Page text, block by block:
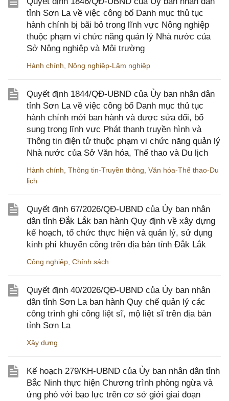
tỉnh Sơn La về việc công bố Danh mục thủ tục
hành chính bị bãi bỏ trong lĩnh vực Nông nghiệp
thuộc phạm vi chức năng quản lý Nhà nước của
Sở Nông nghiệp và Môi trường
Hành chính, Nông nghiệp-Lâm nghiệp
Quyết định 1844/QĐ-UBND của Ủy ban nhân dân
tỉnh Sơn La về việc công bố Danh mục thủ tục
hành chính mới ban hành và được sửa đổi, bổ
sung trong lĩnh vực Phát thanh truyền hình và
Thông tin điện tử thuộc phạm vi chức năng quản lý
Nhà nước của Sở Văn hóa, Thể thao và Du lịch
Hành chính, Thông tin-Truyền thông, Văn hóa-Thể thao-Du
lịch
Quyết định 67/2026/QĐ-UBND của Ủy ban nhân
dân tỉnh Đắk Lắk ban hành Quy định về xây dựng
kế hoạch, tổ chức thực hiện và quản lý, sử dụng
kinh phí khuyến công trên địa bàn tỉnh Đắk Lắk
Công nghiệp, Chính sách
Quyết định 40/2026/QĐ-UBND của Ủy ban nhân
dân tỉnh Sơn La ban hành Quy chế quản lý các
công trình ghi công liệt sĩ, mộ liệt sĩ trên địa bàn
tỉnh Sơn La
Xây dựng
Kế hoạch 279/KH-UBND của Ủy ban nhân dân tỉnh
Bắc Ninh thực hiện Chương trình phòng ngừa và
ứng phó với bạo lực trên cơ sở giới giai đoạn